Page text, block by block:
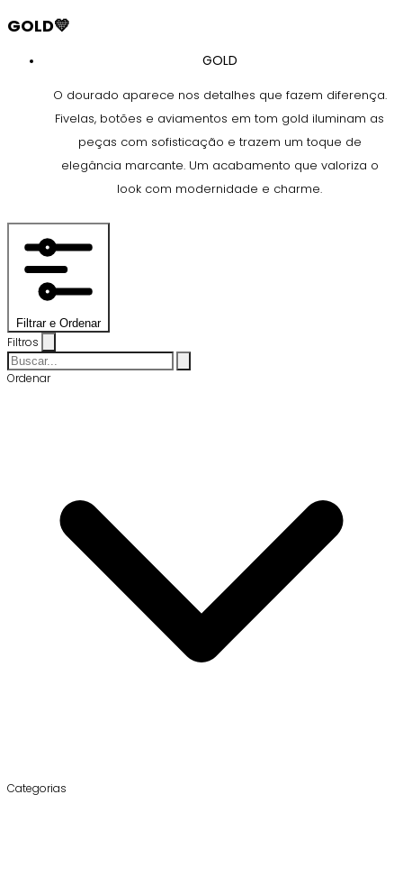
GOLD💛
GOLD
O dourado aparece nos detalhes que fazem diferença.
Fivelas, botões e aviamentos em tom gold iluminam as
peças com sofisticação e trazem um toque de
elegância marcante. Um acabamento que valoriza o
look com modernidade e charme.
Filtrar e Ordenar
Filtros
Ordenar
Categorias